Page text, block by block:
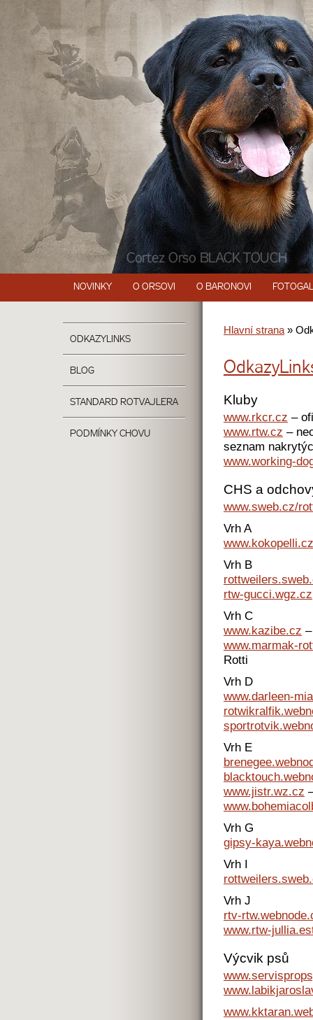
NOVINKY O ORSOVI O BARONOVI
ODKAZYLINKS
BLOG
STANDARD ROTVAJLERA
PODMÍNKY CHOVU
Hlavní strana »
Odkazy
Kluby
www.rkcr.cz –
www.rtw.cz –
seznam
www.working-
CHS a
www.sweb.cz/
Vrh A
Vrh B
rtw-gucci.wgz.cz
Vrh C
www.kazibe.cz
www.marmak-
Rotti
Vrh D
www.darleen-
Vrh E
www.jistr.wz.cz
Vrh G
gipsy-
Vrh I
Vrh J
rtv-
www.rtw-
Výcvik psů